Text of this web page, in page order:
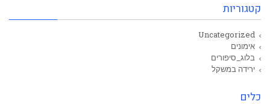
קטגוריות
Uncategorized
אימונים
בלוג_סיפורים
ירידה במשקל
כלים